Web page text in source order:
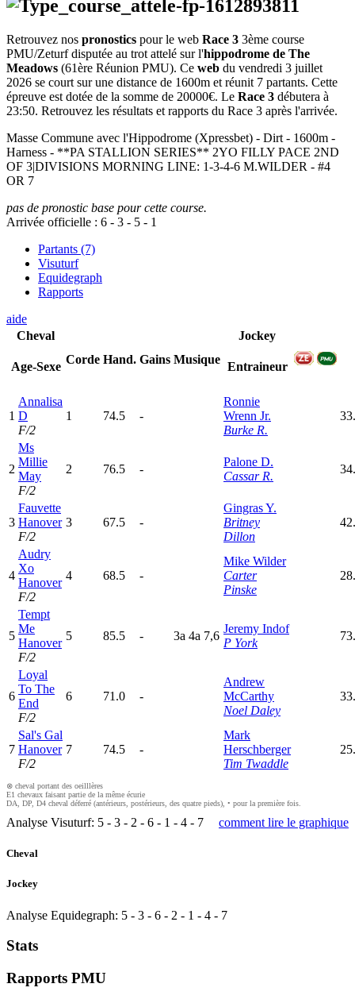
Retrouvez nos pronostics pour le web Race 3 3ème course
PMU/Zeturf disputée au trot attelé sur l'hippodrome de The
Meadows (61ère Réunion PMU). Ce web du vendredi 3 juillet
2026 se court sur une distance de 1600m et réunit 7 partants. Cette
épreuve est dotée de la somme de 20000€. Le Race 3 débutera à
23:50. Retrouvez les résultats et rapports du Race 3 après l'arrivée.
Masse Commune avec l'Hippodrome (Xpressbet) - Dirt - 1600m -
Harness - **PA STALLION SERIES** 2YO FILLY PACE 2ND
OF 3|DIVISIONS MORNING LINE: 1-3-4-6 M.WILDER - #4
OR 7
pas de pronostic base pour cette course.
Arrivée officielle : 6 - 3 - 5 - 1
Partants (7)
Visuturf
Equidegraph
Rapports
aide
Cheval
Age-Sexe
Corde Hand. Gains Musique
Jockey
Entraineur
1
Annalisa
D
F/2
1 74.5 -
Ronnie
Wrenn Jr.
Burke R.
2
Ms
Millie
May
F/2
2 76.5 -
Palone D.
Cassar R.
3
Fauvette
Hanover
F/2
3 67.5 -
Gingras Y.
Britney
Dillon
4
Audry
Xo
Hanover
F/2
4 68.5 -
Mike Wilder
Carter
Pinske
5
Tempt
Me
Hanover
F/2
5 85.5 - 3a 4a 7,6
Jeremy Indof
P York
6
Loyal
To The
End
F/2
6 71.0 -
Andrew
McCarthy
Noel Daley
7
Sal's Gal
Hanover
F/2
7 74.5 -
Mark
Herschberger
Tim Twaddle
⊗ cheval portant des oeilllères
E1 chevaux faisant partie de la même écurie
DA, DP, D4 cheval déferré (antérieurs, postérieurs, des quatre pieds), • pour la première fois.
Analyse Visuturf: 5 - 3 - 2 - 6 - 1 - 4 - 7 comment lire le graphique
Cheval
Jockey
Analyse Equidegraph: 5 - 3 - 6 - 2 - 1 - 4 - 7
Stats
Rapports PMU